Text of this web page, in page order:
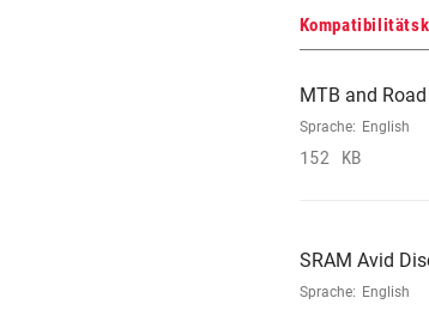
MTB and
Sprache: English
152 KB
SRAM Avid
Sprache: English